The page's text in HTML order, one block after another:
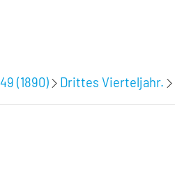
49 (1890) Drittes Vierteljahr.